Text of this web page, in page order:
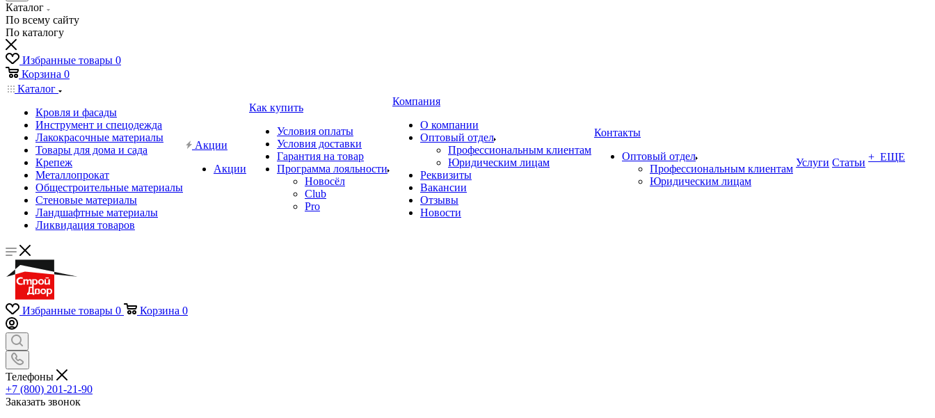
Каталог
По всему сайту
По каталогу
Избранные товары 0
Корзина 0
Каталог
Кровля и фасады
Инструмент и спецодежда
Лакокрасочные материалы
Товары для дома и сада
Крепеж
Металлопрокат
Общестроительные материалы
Стеновые материалы
Ландшафтные материалы
Ликвидация товаров
Акции
Акции
Как купить
Условия оплаты
Условия доставки
Гарантия на товар
Программа лояльности
Новосёл
Club
Pro
Компания
О компании
Оптовый отдел
Профессиональным клиентам
Юридическим лицам
Реквизиты
Вакансии
Отзывы
Новости
Контакты
Оптовый отдел
Профессиональным клиентам
Юридическим лицам
Услуги Статьи + ЕЩЕ
Избранные товары 0 Корзина 0
Телефоны
+7 (800) 201-21-90
Заказать звонок